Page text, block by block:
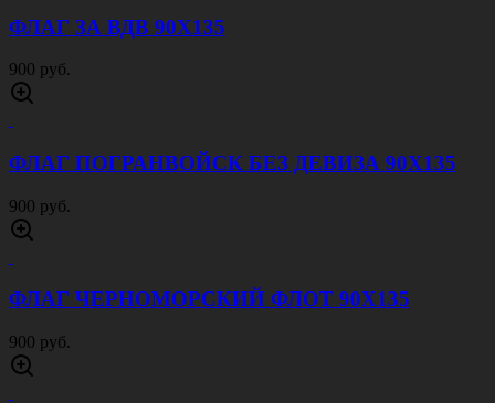
ФЛАГ ЗА ВДВ 90Х135
900 руб.
ФЛАГ ПОГРАНВОЙСК БЕЗ ДЕВИЗА 90Х135
900 руб.
ФЛАГ ЧЕРНОМОРСКИЙ ФЛОТ 90Х135
900 руб.